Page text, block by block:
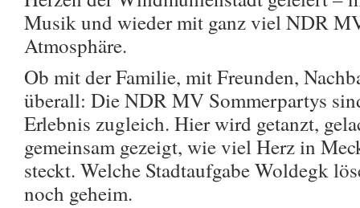
Musik und wieder mit ganz viel NDR
Atmosphäre.
Ob mit der Familie, mit Freunden,
überall: Die NDR MV Sommerpartys
Erlebnis zugleich. Hier wird getanzt,
gemeinsam gezeigt, wie viel Herz in
steckt. Welche Stadtaufgabe Woldegk
noch geheim.